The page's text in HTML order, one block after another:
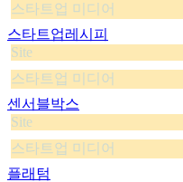
스타트업 미디어
스타트업레시피
Site
스타트업 미디어
센서블박스
Site
스타트업 미디어
플래텀